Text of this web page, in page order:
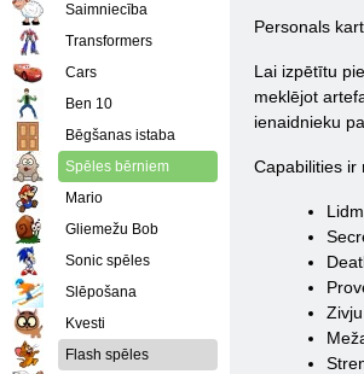
Personals
Lai izpētītu
meklējot
ienaidnieku
Capabilities ir
Saimniecība
Transformers
Cars
Ben 10
Bēgšanas istaba
Spēles bērniem
Mario
Gliemežu Bob
Sonic spēles
Slēpošana
Kvesti
Flash spēles